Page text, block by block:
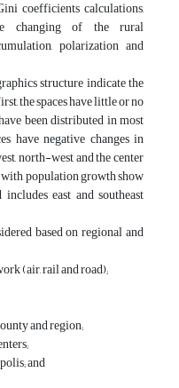
coefficients calculations,
changing of the rural
polarization and
structure indicate the
the spaces have little or no
been distributed in most
have negative changes in
north-west and the center
population growth show
east and southeast
based on regional and
(air, rail and road);
and region;
and